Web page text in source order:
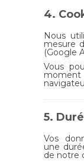
4.
Nous
mesure
(Google
Vous
5.
Vos
une
de notre